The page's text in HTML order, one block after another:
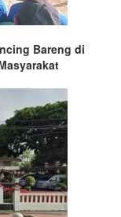
Bareng di